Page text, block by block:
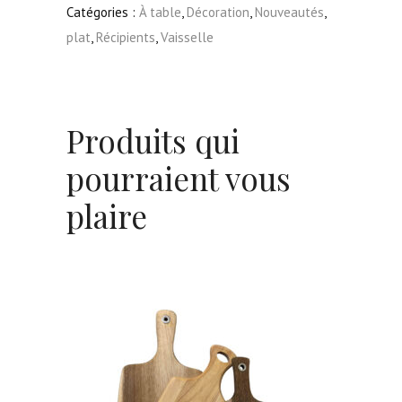
Catégories : À table,Décoration,Nouveautés,
plat,Récipients,Vaisselle
Produits qui
pourraient vous
plaire
Lot de 3 Planches à découper